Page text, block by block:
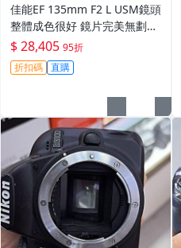
佳能EF 135mm F2 L USM鏡頭
整體成色很好 鏡片完美無劃痕
功能一切正常 無拆修無-3430
$ 28,405 95折
折扣碼 直購